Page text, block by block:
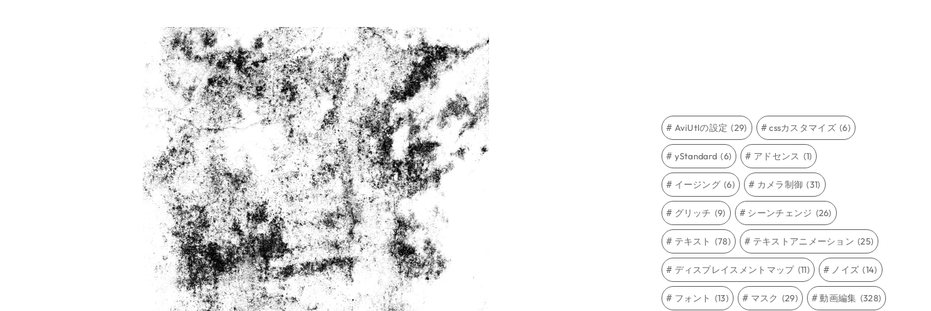
AviUtlの設定 (29) cssカスタマイズ (6)
yStandard (6) アドセンス (1)
イージング (6) カメラ制御 (31)
グリッチ (9) シーンチェンジ (26)
テキスト (78) テキストアニメーション (25)
ディスプレイスメントマップ (11) ノイズ (14)
フォント (13) マスク (29) 動画編集 (328)